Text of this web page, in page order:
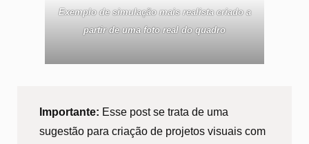
Exemplo de simulação mais realista criado a
partir de uma foto real do quadro
Importante: Esse post se trata de uma
sugestão para criação de projetos visuais com